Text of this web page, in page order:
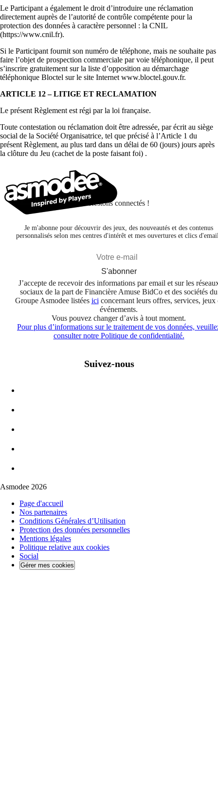
Le Participant a également le droit d’introduire une réclamation
directement auprès de l’autorité de contrôle compétente pour la
protection des données à caractère personnel : la CNIL
(https://www.cnil.fr).
Si le Participant fournit son numéro de téléphone, mais ne souhaite pas
faire l’objet de prospection commerciale par voie téléphonique, il peut
s’inscrire gratuitement sur la liste d’opposition au démarchage
téléphonique Bloctel sur le site Internet www.bloctel.gouv.fr.
ARTICLE 12 – LITIGE ET RECLAMATION
Le présent Règlement est régi par la loi française.
Toute contestation ou réclamation doit être adressée, par écrit au siège
social de la Société Organisatrice, tel que précisé à l’Article 1 du
présent Règlement, au plus tard dans un délai de 60 (jours) jours après
la clôture du Jeu (cachet de la poste faisant foi) .
Restons connectés !
Je m'abonne pour découvrir des jeux, des nouveautés et des contenus
personnalisés selon mes centres d'intérêt et mes ouvertures et clics
S'abonner
J’accepte de recevoir des informations par email et sur les
sociaux de la part de Financière Amuse BidCo et des sociétés du
Groupe Asmodee listées ici concernant leurs offres, services, jeux
événements.
Vous pouvez changer d’avis à tout moment.
Pour plus d’informations sur le traitement de vos données,
consulter notre Politique de confidentialité.
Suivez-nous
Asmodee 2026
Page d'accueil
Nos partenaires
Conditions Générales d’Utilisation
Protection des données personnelles
Mentions légales
Politique relative aux cookies
Social
Gérer mes cookies